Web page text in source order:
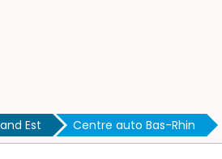
Est Centre auto Bas-Rhin